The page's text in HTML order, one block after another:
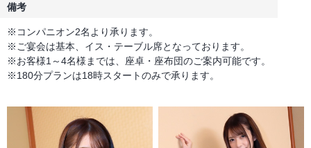
備考
※コンパニオン2名より承ります。
※ご宴会は基本、イス・テーブル席となっております。
※お客様1～4名様までは、座卓・座布団のご案内可能です。
※180分プランは18時スタートのみで承ります。